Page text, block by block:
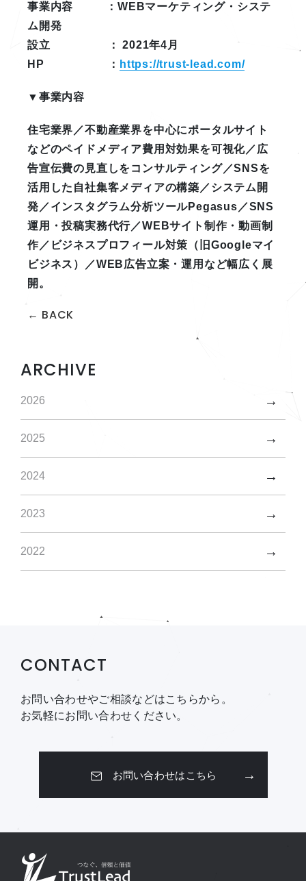
事業内容 ：WEBマーケティング・システ
ム開発
設立 ： 2021年4月
HP ： https://trust-lead.com/
▼事業内容
住宅業界／不動産業界を中心にポータルサイト
などのペイドメディア費用対効果を可視化／広
告宣伝費の見直しをコンサルティング／SNSを
活用した自社集客メディアの構築／システム開
発／インスタグラム分析ツールPegasus／SNS
運用・投稿実務代行／WEBサイト制作・動画制
作／ビジネスプロフィール対策（旧Googleマイ
ビジネス）／WEB広告立案・運用など幅広く展
開。
← BACK
ARCHIVE
2026
2025
2024
2023
2022
CONTACT
お問い合わせやご相談などはこちらから。
お気軽にお問い合わせください。
お問い合わせはこちら